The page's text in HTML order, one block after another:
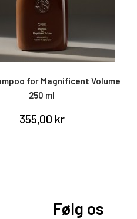
for Magnificent Volume
250 ml
355,00 kr
Følg os